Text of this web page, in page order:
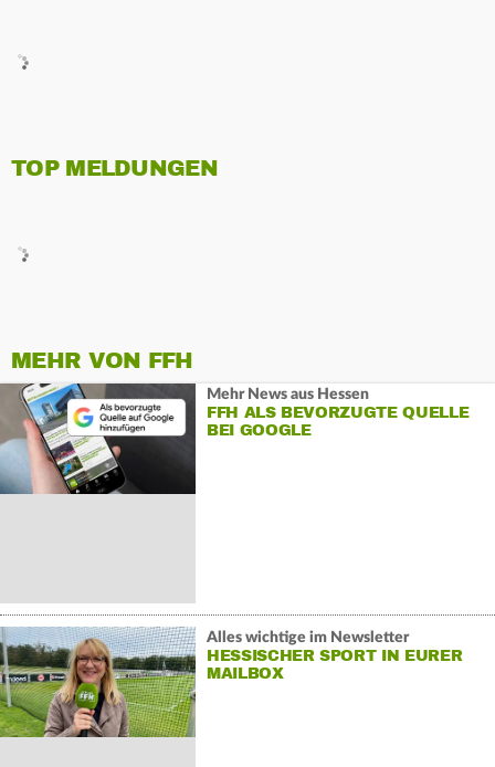
TOP MELDUNGEN
MEHR VON FFH
Mehr News aus Hessen
FFH ALS BEVORZUGTE QUELLE
BEI GOOGLE
Alles wichtige im Newsletter
HESSISCHER SPORT IN EURER
MAILBOX